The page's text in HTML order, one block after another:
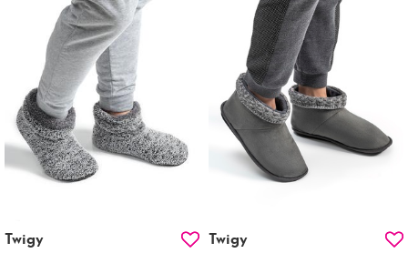
Twigy Twigy